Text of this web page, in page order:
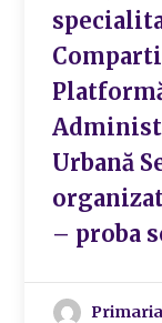
Urbană
– proba